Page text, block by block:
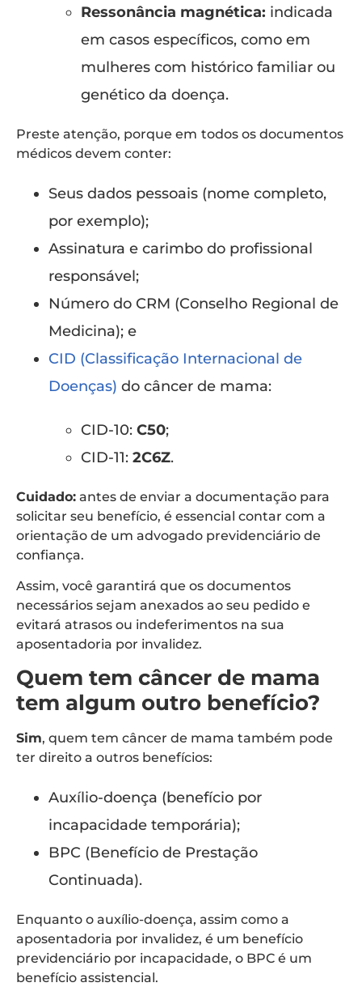
Ressonância magnética: indicada
em casos específicos, como em
mulheres com histórico familiar ou
genético da doença.
Preste atenção, porque em todos os documentos
médicos devem conter:
Seus dados pessoais (nome completo,
por exemplo);
Assinatura e carimbo do profissional
responsável;
Número do CRM (Conselho Regional de
Medicina); e
CID (Classificação Internacional de
Doenças) do câncer de mama:
CID-10: C50;
CID-11: 2C6Z.
Cuidado: antes de enviar a documentação para
solicitar seu benefício, é essencial contar com a
orientação de um advogado previdenciário de
confiança.
Assim, você garantirá que os documentos
necessários sejam anexados ao seu pedido e
evitará atrasos ou indeferimentos na sua
aposentadoria por invalidez.
Quem tem câncer de mama
tem algum outro benefício?
Sim, quem tem câncer de mama também pode
ter direito a outros benefícios:
Auxílio-doença (benefício por
incapacidade temporária);
BPC (Benefício de Prestação
Continuada).
Enquanto o auxílio-doença, assim como a
aposentadoria por invalidez, é um benefício
previdenciário por incapacidade, o BPC é um
benefício assistencial.